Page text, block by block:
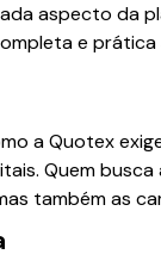
aspecto da
e
a Quotex
Quem
também as